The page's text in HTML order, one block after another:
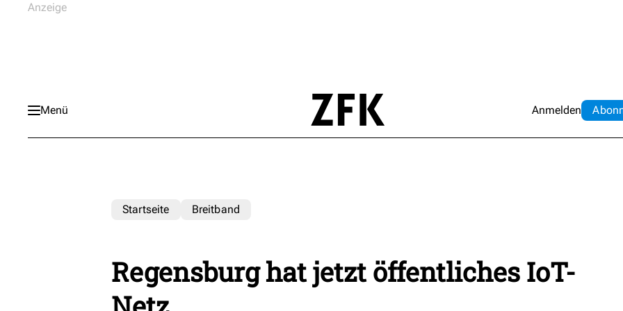
Menü Anmelden Abo
Startseite Breitband
Regensburg hat jetzt öffentliches IoT-